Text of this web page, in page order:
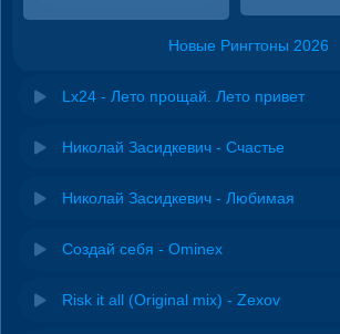
Новые Рингтоны 2026
Lx24 - Лето прощай. Лето привет
Николай Засидкевич - Счастье
Николай Засидкевич - Любимая
Создай себя - Ominex
Risk it all (Original mix) - Zexov